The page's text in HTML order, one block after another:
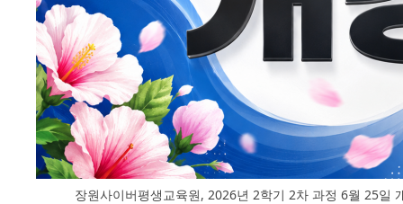
장원사이버평생교육원, 2026년 2학기 2차 과정 6월 25일